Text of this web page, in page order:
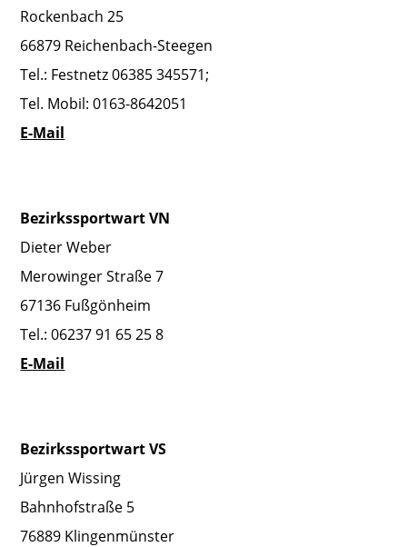
Rockenbach 25
66879 Reichenbach-Steegen
Tel.: Festnetz 06385 345571;
Tel. Mobil: 0163-8642051
E-Mail
Bezirkssportwart VN
Dieter Weber
Merowinger Straße 7
67136 Fußgönheim
Tel.: 06237 91 65 25 8
E-Mail
Bezirkssportwart VS
Jürgen Wissing
Bahnhofstraße 5
76889 Klingenmünster